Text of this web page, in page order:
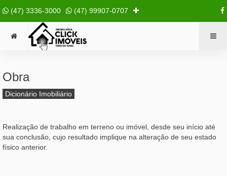
(47) 3336-3000 (47) 99907-0707
Obra
Dicionário Imobiliário
Realização de trabalho em terreno ou imóvel, desde seu início até
sua conclusão, cujo resultado implique na alteração de seu estado
físico anterior.